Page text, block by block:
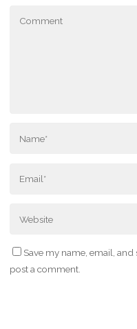
Save my name, email,
post a comment.